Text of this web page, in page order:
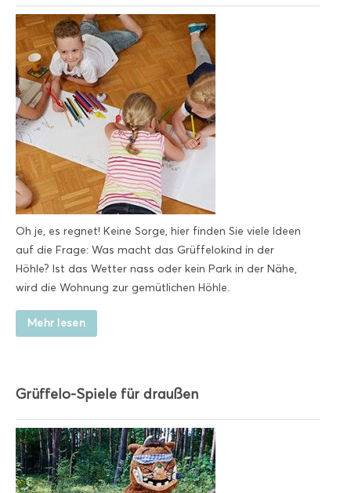
Oh je, es regnet! Keine Sorge, hier finden Sie viele Ideen
auf die Frage: Was macht das Grüffelokind in der
Höhle? Ist das Wetter nass oder kein Park in der Nähe,
wird die Wohnung zur gemütlichen Höhle.
Mehr lesen
Grüffelo-Spiele für draußen